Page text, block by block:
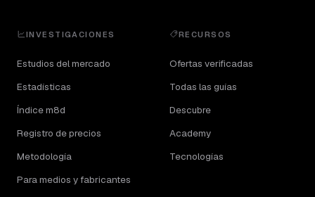
INVESTIGACIONES
Estudios del mercado
Estadísticas
Índice m8d
Registro de precios
Metodología
Para medios y fabricantes
RECURSOS
Ofertas verificadas
Todas las guías
Descubre
Academy
Tecnologías